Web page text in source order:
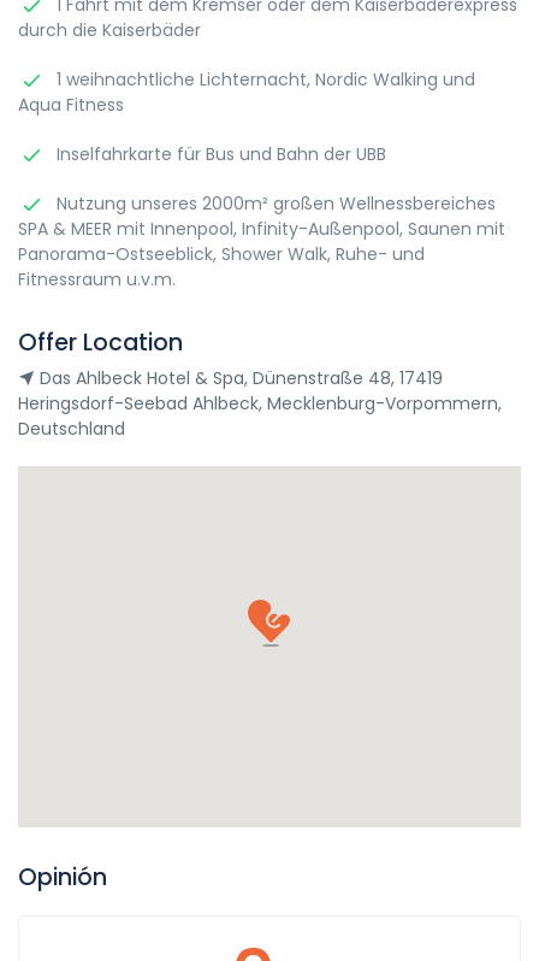
1 Fahrt mit dem Kremser oder dem Kaiserbäderexpress
durch die Kaiserbäder
1 weihnachtliche Lichternacht, Nordic Walking und
Aqua Fitness
Inselfahrkarte für Bus und Bahn der UBB
Nutzung unseres 2000m² großen Wellnessbereiches
SPA & MEER mit Innenpool, Infinity-Außenpool, Saunen mit
Panorama-Ostseeblick, Shower Walk, Ruhe- und
Fitnessraum u.v.m.
Offer Location
Das Ahlbeck Hotel & Spa, Dünenstraße 48, 17419
Heringsdorf-Seebad Ahlbeck, Mecklenburg-Vorpommern,
Deutschland
Opinión